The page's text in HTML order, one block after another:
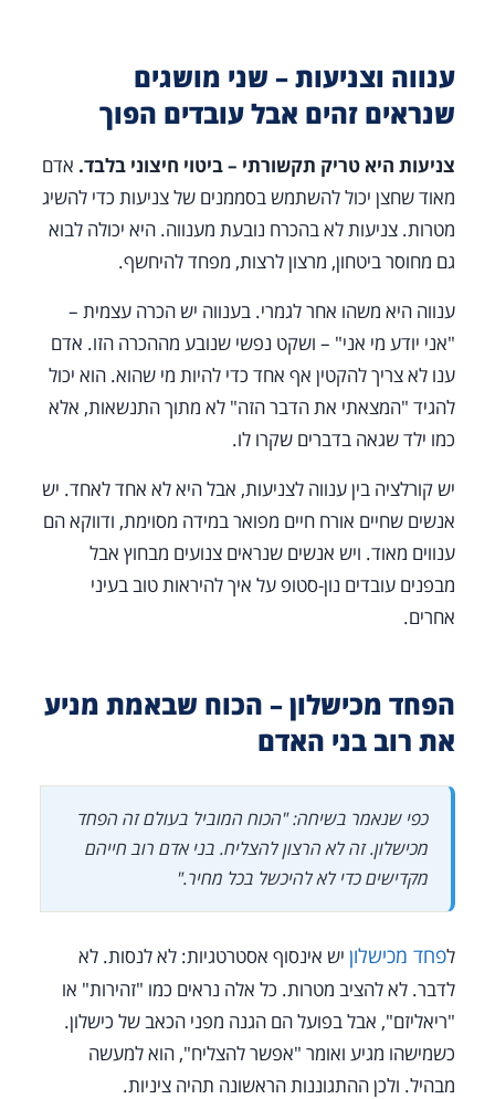
ענווה וצניעות – שני מושגים
שנראים זהים אבל עובדים הפוך
צניעות היא טריק תקשורתי – ביטוי חיצוני בלבד. אדם
מאוד שחצן יכול להשתמש בסממנים של צניעות כדי להשיג
מטרות. צניעות לא בהכרח נובעת מענווה. היא יכולה לבוא
גם מחוסר ביטחון, מרצון לרצות, מפחד להיחשף.
ענווה היא משהו אחר לגמרי. בענווה יש הכרה עצמית –
"אני יודע מי אני" – ושקט נפשי שנובע מההכרה הזו. אדם
ענו לא צריך להקטין אף אחד כדי להיות מי שהוא. הוא יכול
להגיד "המצאתי את הדבר הזה" לא מתוך התנשאות, אלא
כמו ילד שגאה בדברים שקרו לו.
יש קורלציה בין ענווה לצניעות, אבל היא לא אחד לאחד. יש
אנשים שחיים אורח חיים מפואר במידה מסוימת, ודווקא הם
ענווים מאוד. ויש אנשים שנראים צנועים מבחוץ אבל
מבפנים עובדים נון-סטופ על איך להיראות טוב בעיני
אחרים.
הפחד מכישלון – הכוח שבאמת מניע
את רוב בני האדם
כפי שנאמר בשיחה: "הכוח המוביל בעולם זה הפחד
מכישלון. זה לא הרצון להצליח. בני אדם רוב חייהם
מקדישים כדי לא להיכשל בכל מחיר."
לפחד מכישלון יש אינסוף אסטרטגיות: לא לנסות. לא
לדבר. לא להציב מטרות. כל אלה נראים כמו "זהירות" או
"ריאליזם", אבל בפועל הם הגנה מפני הכאב של כישלון.
כשמישהו מגיע ואומר "אפשר להצליח", הוא למעשה
מבהיל. ולכן ההתגוננות הראשונה תהיה ציניות.